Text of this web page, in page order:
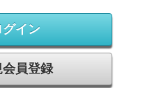
グイン
会員登録